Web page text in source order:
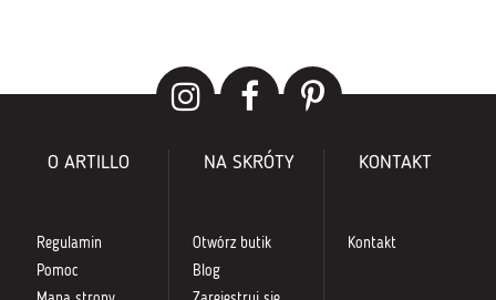
O ARTILLO
Regulamin
Pomoc
NA SKRÓTY
Otwórz butik
Blog
KONTAKT
Kontakt